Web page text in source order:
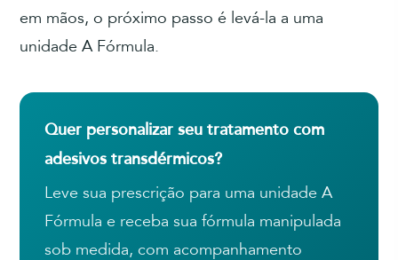
em mãos, o próximo passo é levá-la a uma
unidade A Fórmula.
Quer personalizar seu tratamento com
adesivos transdérmicos?
Leve sua prescrição para uma unidade A
Fórmula e receba sua fórmula manipulada
sob medida, com acompanhamento